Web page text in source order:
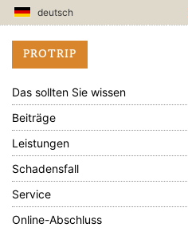
deutsch
PROTRIP
Das sollten Sie wissen
Beiträge
Leistungen
Schadensfall
Service
Online-Abschluss